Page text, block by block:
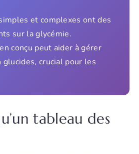
et complexes ont des
sur la glycémie.
conçu peut aider à gérer
glucides, crucial pour les
tableau des